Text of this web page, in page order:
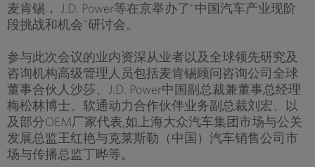
麦肯锡， J.D. Power等在京举办了“中国汽车产业现阶
段挑战和机会”研讨会。
参与此次会议的业内资深从业者以及全球领先研究及
咨询机构高级管理人员包括麦肯锡顾问咨询公司全球
董事合伙人沙莎、J.D. Power中国副总裁兼董事总经理
梅松林博士、软通动力合作伙伴业务副总裁刘宏、以
及部分OEM厂家代表,如上海大众汽车集团市场与公关
发展总监王红艳与克莱斯勒（中国）汽车销售公司市
场与传播总监丁晔等。